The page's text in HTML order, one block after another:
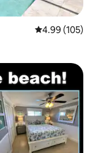
औसत रेटिंग 5 में से
4.99 (105)